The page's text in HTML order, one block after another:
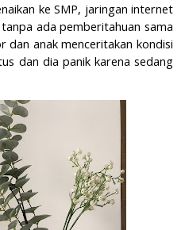
ke SMP, jaringan internet
ada pemberitahuan sama
dan anak menceritakan kondisi
dan dia panik karena sedang